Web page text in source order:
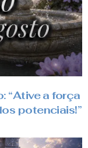
“Ative a força
potenciais!”